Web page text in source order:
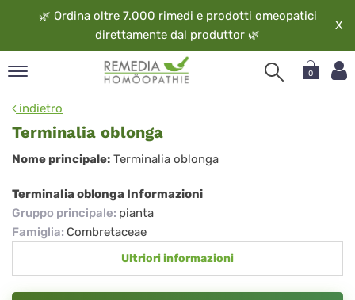
🌿 Ordina oltre 7.000 rimedi e prodotti omeopatici
direttamente dal produttor 🌿
X
0
indietro
Terminalia oblonga
Terminalia
oblonga
Nome principale: Terminalia oblonga
Terminalia oblonga Informazioni
Gruppo principale: pianta
Famiglia: Combretaceae
Ultriori informazioni